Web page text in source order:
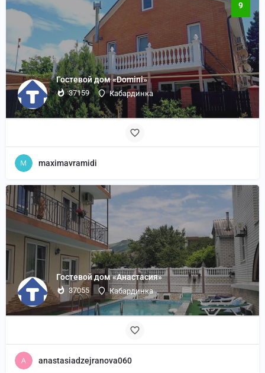
9
Гостевой дом «Domini»
37159 Кабардинка
maximavramidi
Гостевой дом «Анастасия»
37055 Кабардинка
anastasiadzejranova060